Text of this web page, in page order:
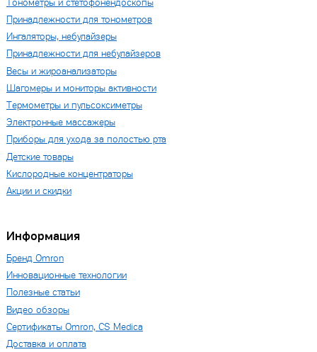
Тонометры и стетофонендоскопы
Принадлежности для тонометров
Ингаляторы, небулайзеры
Принадлежности для небулайзеров
Весы и жироанализаторы
Шагомеры и мониторы активности
Термометры и пульсоксиметры
Электронные массажеры
Приборы для ухода за полостью рта
Детские товары
Кислородные концентраторы
Акции и скидки
Информация
Бренд Omron
Инновационные технологии
Полезные статьи
Видео обзоры
Сертификаты Omron, CS Medica
Доставка и оплата